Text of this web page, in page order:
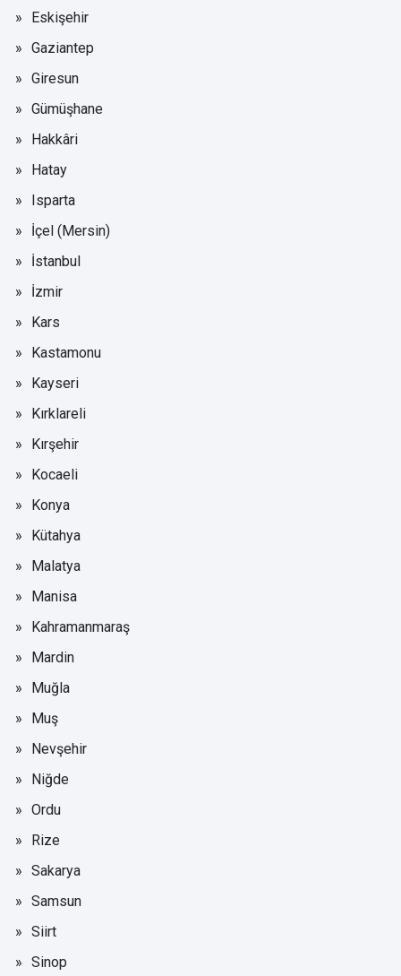
Eskişehir
Gaziantep
Giresun
Gümüşhane
Hakkâri
Hatay
Isparta
İçel (Mersin)
İstanbul
İzmir
Kars
Kastamonu
Kayseri
Kırklareli
Kırşehir
Kocaeli
Konya
Kütahya
Malatya
Manisa
Kahramanmaraş
Mardin
Muğla
Muş
Nevşehir
Niğde
Ordu
Rize
Sakarya
Samsun
Siirt
Sinop